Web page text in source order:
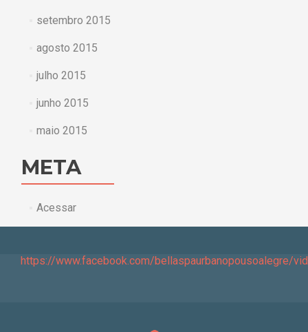
setembro 2015
agosto 2015
julho 2015
junho 2015
maio 2015
META
Acessar
https://www.facebook.com/bellaspaurbanopousoalegre/